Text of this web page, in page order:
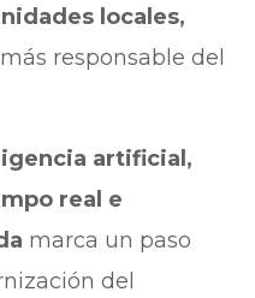
locales,
responsable del
artificial,
real e
marca un paso
del